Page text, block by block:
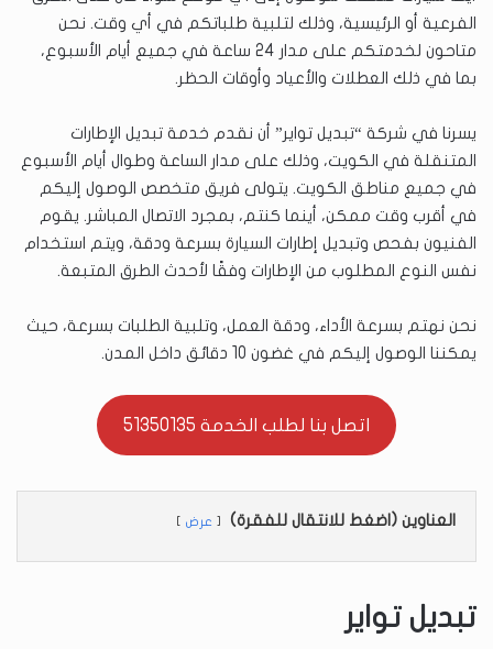
الفرعية أو الرئيسية، وذلك لتلبية طلباتكم في أي وقت. نحن
متاحون لخدمتكم على مدار 24 ساعة في جميع أيام الأسبوع،
بما في ذلك العطلات والأعياد وأوقات الحظر.
يسرنا في شركة “تبديل تواير” أن نقدم خدمة تبديل الإطارات
المتنقلة في الكويت، وذلك على مدار الساعة وطوال أيام الأسبوع
في جميع مناطق الكويت. يتولى فريق متخصص الوصول إليكم
في أقرب وقت ممكن، أينما كنتم، بمجرد الاتصال المباشر. يقوم
الفنيون بفحص وتبديل إطارات السيارة بسرعة ودقة، ويتم استخدام
نفس النوع المطلوب من الإطارات وفقًا لأحدث الطرق المتبعة.
نحن نهتم بسرعة الأداء، ودقة العمل، وتلبية الطلبات بسرعة، حيث
يمكننا الوصول إليكم في غضون 10 دقائق داخل المدن.
اتصل بنا لطلب الخدمة 51350135
العناوين (اضغط للانتقال للفقرة) عرض
تبديل تواير